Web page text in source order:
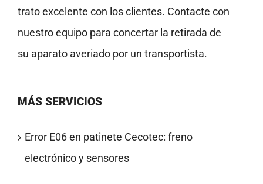
trato excelente con los clientes. Contacte con
nuestro equipo para concertar la retirada de
su aparato averiado por un transportista.
MÁS SERVICIOS
Error E06 en patinete Cecotec: freno
electrónico y sensores